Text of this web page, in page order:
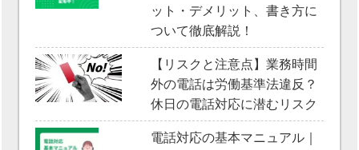
ット・デメリット、書き方に
ついて徹底解説！
【リスクと注意点】業務時間
外の電話は労働基準法違反？
休日の電話対応に潜むリスク
電話対応の基本マニュアル｜